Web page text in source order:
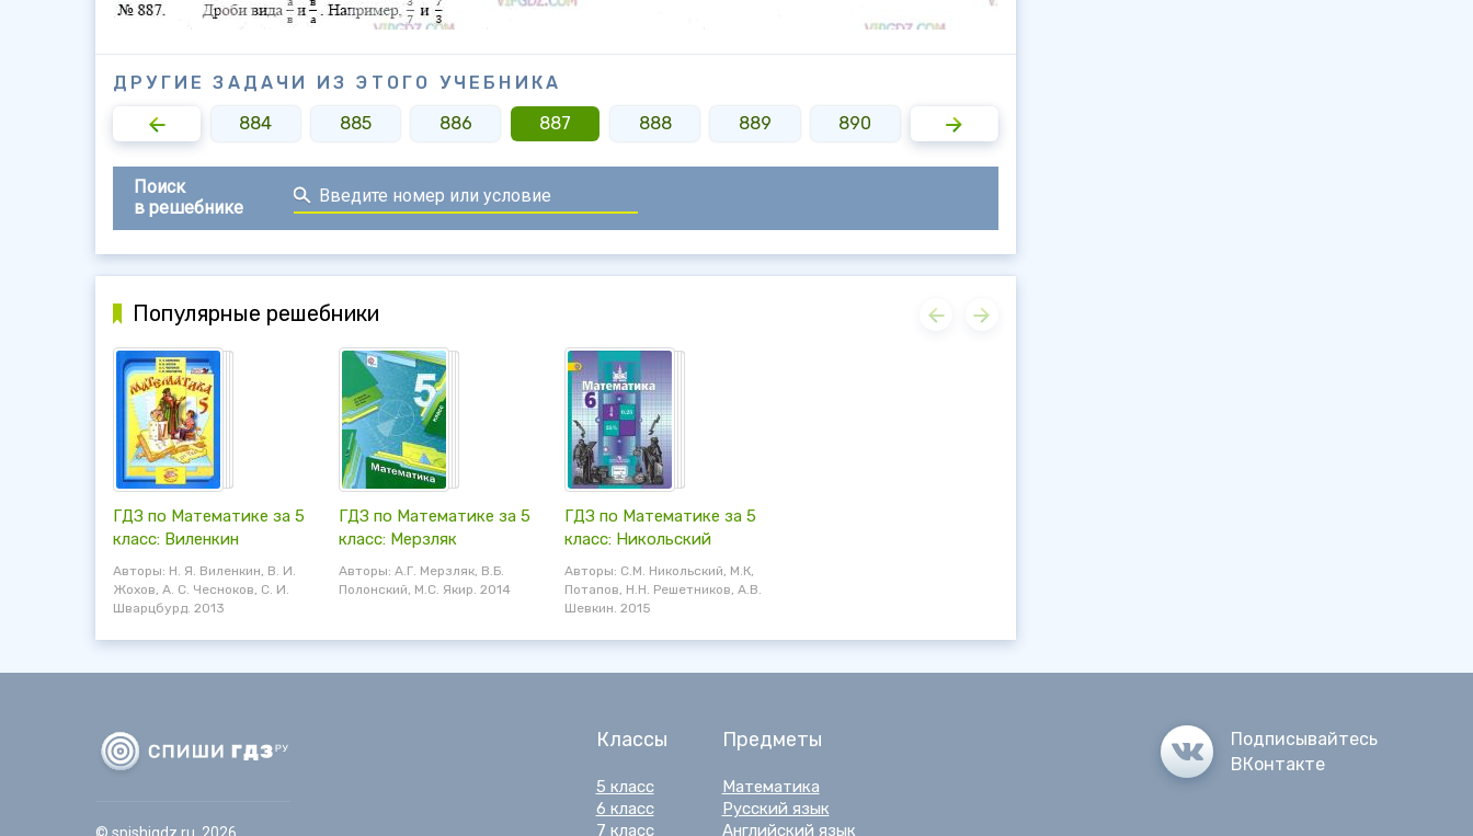
ДРУГИЕ ЗАДАЧИ ИЗ ЭТОГО УЧЕБНИКА
883 884 885 886 887 888 889 890 891
Поиск
в решебнике
Популярные решебники
ГДЗ по Математике за 5
класс: Виленкин
Авторы: Н. Я. Виленкин, В. И.
Жохов, А. С. Чесноков, С. И.
Шварцбурд. 2013
ГДЗ по Математике за 5
класс: Мерзляк
Авторы: А.Г. Мерзляк, В.Б.
Полонский, М.С. Якир. 2014
ГДЗ по Математике за 5
класс: Никольский
Авторы: С.М. Никольский, М.К,
Потапов, Н.Н. Решетников, А.В.
Шевкин. 2015
Классы
5 класс
6 класс
7 класс
Предметы
Математика
Русский язык
Английский язык
Подписывайтесь
ВКонтакте